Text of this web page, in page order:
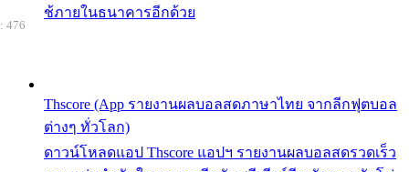
ช้ภายในธนาคารอีกด้วย
Thscore (App รายงานผลบอลสดภาษาไทย จากลีกฟุตบอล
ต่างๆ ทั่วโลก)
ดาวน์โหลดแอป Thscore แอปฯ รายงานผลบอลสดรวดเร็ว
476